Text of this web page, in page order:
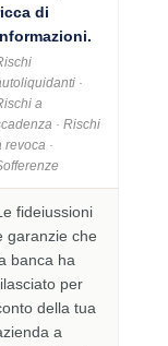
di
·
a
· Rischi
revoca ·
fideiussioni
garanzie che
banca ha
per
della tua
a